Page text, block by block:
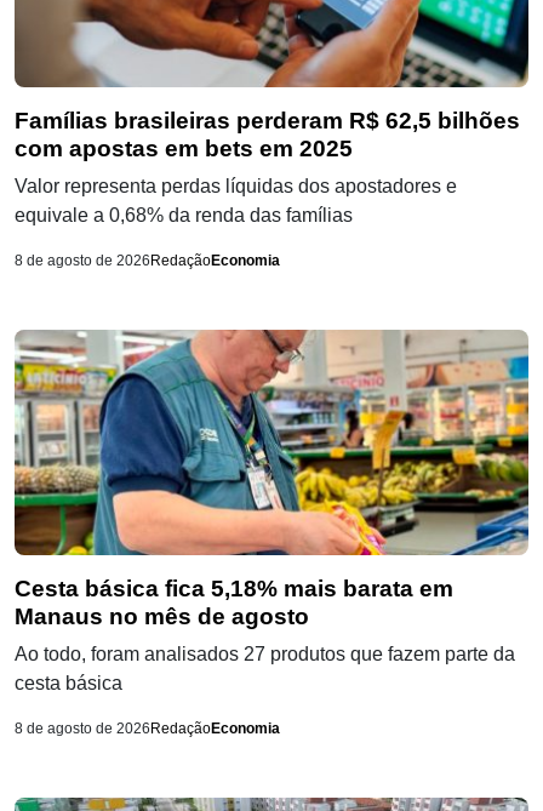
Famílias brasileiras perderam R$ 62,5 bilhões
com apostas em bets em 2025
Valor representa perdas líquidas dos apostadores e
equivale a 0,68% da renda das famílias
8 de agosto de 2026 RedaçãoEconomia
Cesta básica fica 5,18% mais barata em
Manaus no mês de agosto
Ao todo, foram analisados 27 produtos que fazem parte da
cesta básica
8 de agosto de 2026 RedaçãoEconomia